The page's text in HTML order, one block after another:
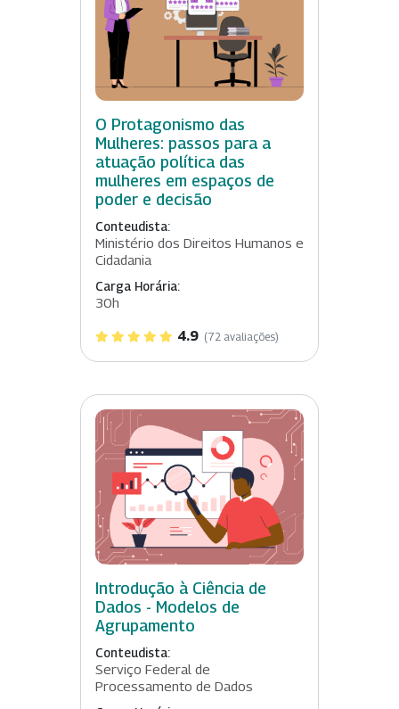
O Protagonismo das
Mulheres: passos para a
atuação política das
mulheres em espaços de
poder e decisão
Conteudista:
Ministério dos Direitos Humanos e
Cidadania
Carga Horária:
30h
4.9 (72 avaliações)
Introdução à Ciência de
Dados - Modelos de
Agrupamento
Conteudista:
Serviço Federal de
Processamento de Dados